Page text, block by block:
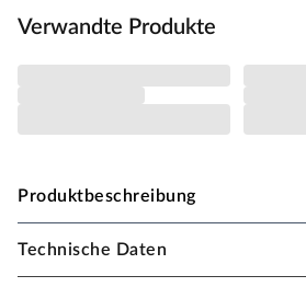
Verwandte Produkte
Produktbeschreibung
PALMAKO Gartenhaus Ella
Pultdach
Technische Daten